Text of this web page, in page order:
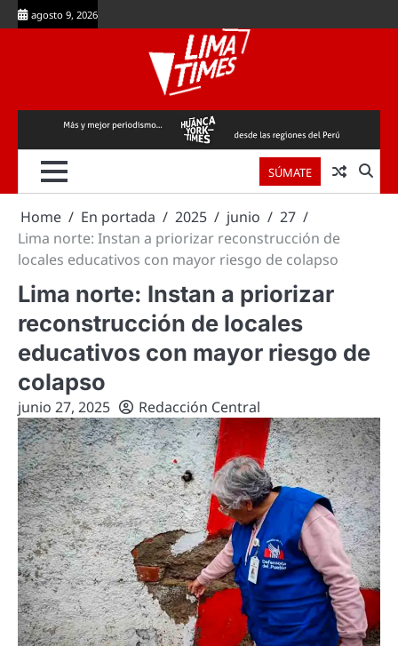
Skip
to
agosto 9, 2026
SÚMATE
Home En portada 2025 junio
27
Lima norte: Instan a priorizar reconstrucción de
locales educativos con mayor riesgo de colapso
Lima norte: Instan a priorizar
reconstrucción de locales
educativos con mayor riesgo de
colapso
junio 27, 2025 Redacción Central